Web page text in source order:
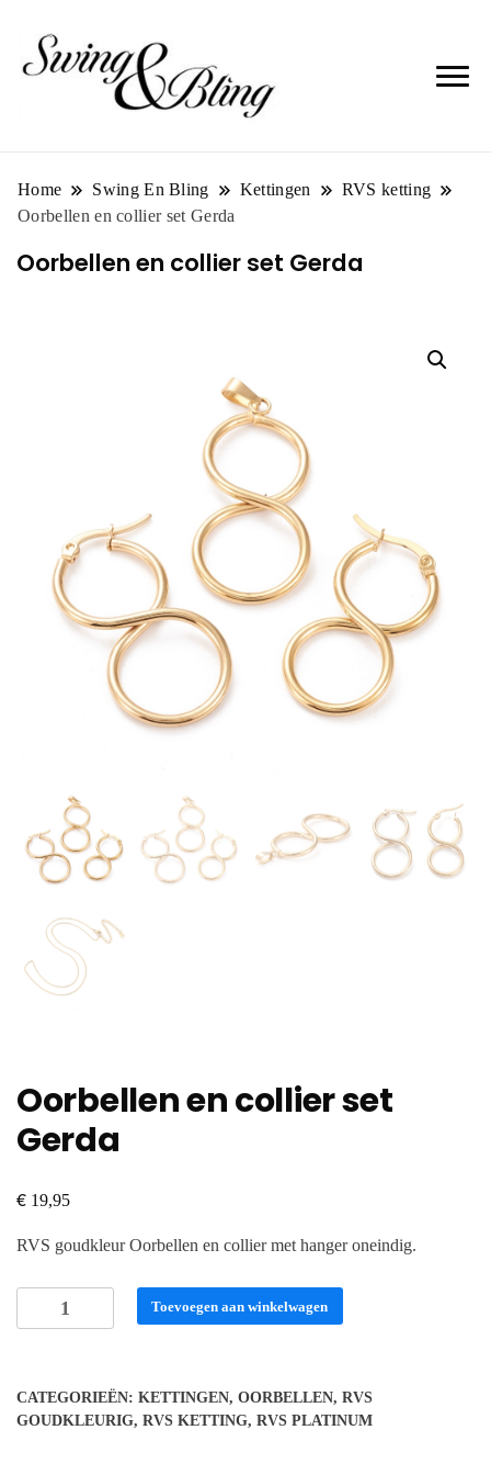
Home Swing En Bling Kettingen
RVS ketting
Oorbellen en collier set Gerda
Oorbellen en collier set Gerda
Oorbellen en collier set
Gerda
€ 19,95
RVS goudkleur Oorbellen en collier met hanger oneindig.
Oorbellen
en
Gerda
aantal
Toevoegen aan winkelwagen
CATEGORIEËN: KETTINGEN, OORBELLEN, RVS
GOUDKLEURIG, RVS KETTING, RVS PLATINUM